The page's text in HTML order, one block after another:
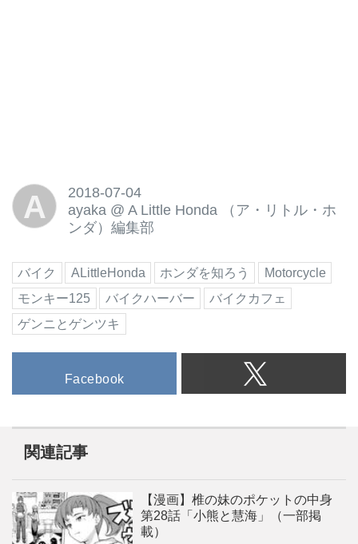
A
2018-07-04
ayaka @ A Little Honda （ア・リトル・ホ
ンダ）編集部
バイク ALittleHonda ホンダを知ろう
Motorcycle
モンキー125
バイクハーバー
バイクカフェ
ゲンニとゲンツキ
Facebook
関連記事
【漫画】椎の妹のポケットの中身
第28話「小熊と慧海」（一部掲
載）